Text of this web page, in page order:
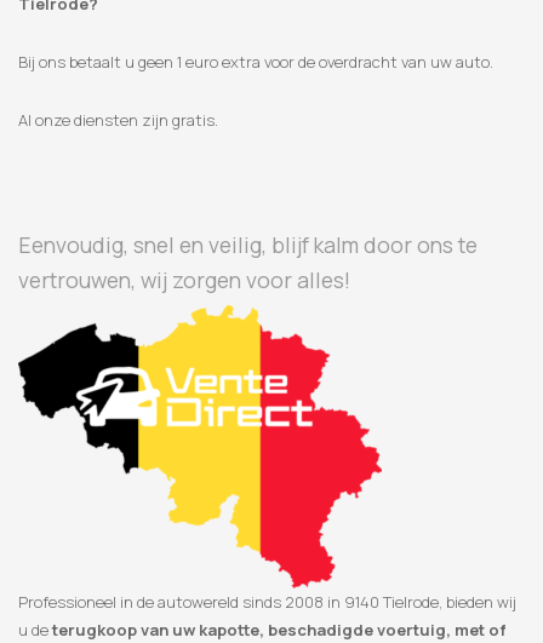
Bij ons betaalt u geen 1 euro extra voor de overdracht van uw auto.
Al onze diensten zijn gratis.
Eenvoudig, snel en veilig, blijf kalm door ons te
vertrouwen, wij zorgen voor alles!
Professioneel in de autowereld sinds 2008 in 9140 Tielrode, bieden wij
u deterugkoop van uw kapotte, beschadigde voertuig, met of